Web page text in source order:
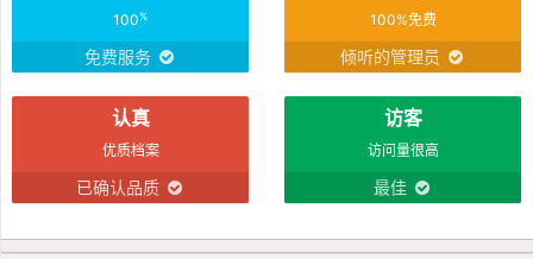
100%
免费服务
100%免费
倾听的管理员
认真
优质档案
已确认品质
访客
访问量很高
最佳